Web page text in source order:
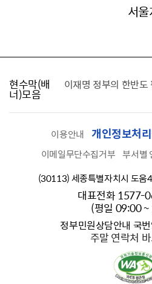
서
현수막(배
너)모음
찾습니다 이재명 정부의 한반
이용안내 개인정보처
이메일무단수집거부 부서별
(30113) 세종특별자치시 도움
대표전화 1577-
(평일 09:00
정부민원상담안내 국
주말 연락처